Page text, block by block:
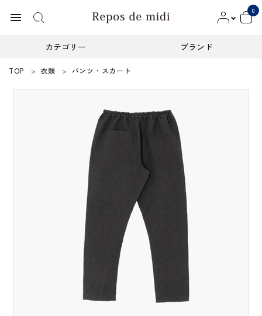
menu
0
カテゴリー ブランド
ACCOUNT MENU
ようこそ ゲスト 様
person 新規会員登録
インフォメーション
プライバシーポリシー
特定商取引法について
TOP 衣類 パンツ・スカート